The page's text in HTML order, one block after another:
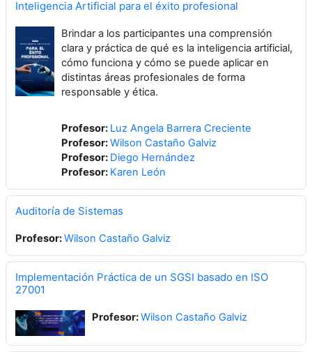
Inteligencia Artificial para el éxito profesional
Brindar a los participantes una comprensión
clara y práctica de qué es la inteligencia artificial,
cómo funciona y cómo se puede aplicar en
distintas áreas profesionales de forma
responsable y ética.
Profesor: Luz Angela Barrera Creciente
Profesor:Wilson Castaño Galviz
Profesor: Diego Hernández
Profesor: Karen León
Auditoría de Sistemas
Profesor:Wilson Castaño Galviz
Implementación Práctica de un SGSI basado en ISO
27001
Profesor:Wilson Castaño Galviz